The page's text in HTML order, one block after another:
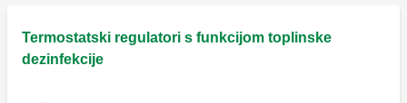
Termostatski regulatori s funkcijom toplinske
dezinfekcije